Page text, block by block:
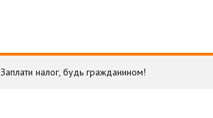
Заплати налог, будь гражданином!